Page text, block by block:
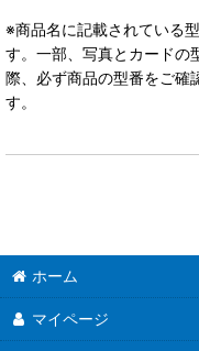
※商品名に記載されている
す。一部、写真とカードの
際、必ず商品の型番をご確
す。
ホーム
マイページ